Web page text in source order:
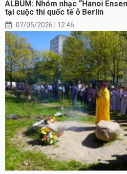
ALBUM: Nhóm nhạc “Hanoi
tại cuộc thi quốc tế ở Berlin
07/05/2026 | 12:46